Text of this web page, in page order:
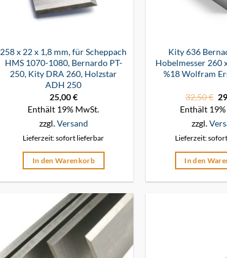
258 x 22 x 1,8 mm, für Scheppach
HMS 1070-1080, Bernardo PT-
250, Kity DRA 260, Holzstar
ADH 250
25,00€
Enthält 19% MwSt.
zzgl.Versand
Lieferzeit: sofort lieferbar
In den Warenkorb
Kity 636
Hobelmesser 260
%18 Wolfram
32,50€
Enthält
zzgl.
Lieferzeit:
In den